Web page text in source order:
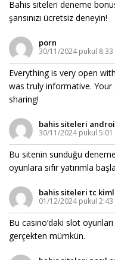
Bahis siteleri deneme
şansınızı ücretsiz deneyin!
porn
30/11/2024 pukul 8:33
Everything is very open
was truly informative.
sharing!
bahis siteleri
30/11/2024 pukul 5:01
Bu sitenin sunduğu
oyunlara sıfır yatırımla
bahis siteleri tc
01/12/2024 pukul 2:43
Bu casino’daki slot
gerçekten mümkün.